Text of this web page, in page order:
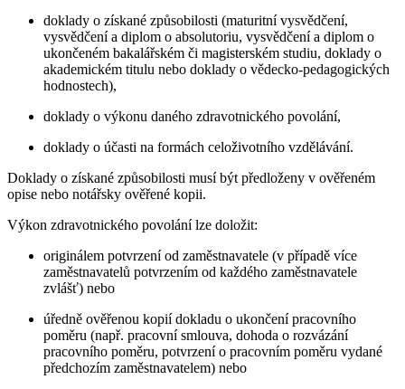
doklady o získané způsobilosti (maturitní vysvědčení,
vysvědčení a diplom o absolutoriu, vysvědčení a diplom o
ukončeném bakalářském či magisterském studiu, doklady o
akademickém titulu nebo doklady o vědecko-pedagogických
hodnostech),
doklady o výkonu daného zdravotnického povolání,
doklady o účasti na formách celoživotního vzdělávání.
Doklady o získané způsobilosti musí být předloženy v ověřeném
opise nebo notářsky ověřené kopii.
Výkon zdravotnického povolání lze doložit:
originálem potvrzení od zaměstnavatele (v případě více
zaměstnavatelů potvrzením od každého zaměstnavatele
zvlášť) nebo
úředně ověřenou kopií dokladu o ukončení pracovního
poměru (např. pracovní smlouva, dohoda o rozvázání
pracovního poměru, potvrzení o pracovním poměru vydané
předchozím zaměstnavatelem) nebo